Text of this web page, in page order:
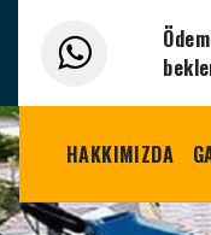
HAKKIMIZDA